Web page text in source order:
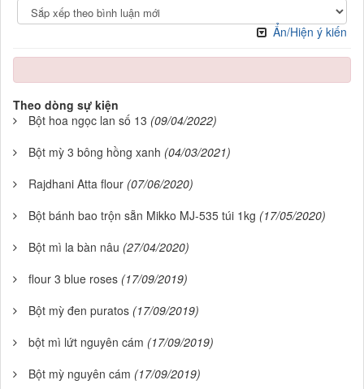
Ẩn/Hiện ý kiến
Theo dòng sự kiện
Bột hoa ngọc lan số 13 (09/04/2022)
Bột mỳ 3 bông hồng xanh (04/03/2021)
Rajdhani Atta flour (07/06/2020)
Bột bánh bao trộn sẵn Mikko MJ-535 túi 1kg (17/05/2020)
Bột mì la bàn nâu (27/04/2020)
flour 3 blue roses (17/09/2019)
Bột mỳ đen puratos (17/09/2019)
bột mì lứt nguyên cám (17/09/2019)
Bột mỳ nguyên cám (17/09/2019)